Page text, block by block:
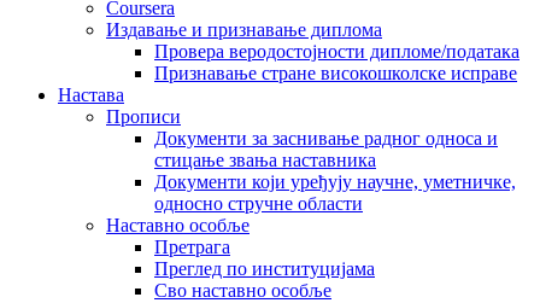
Coursera
Издавање и признавање диплома
Провера веродостојности дипломе/података
Признавање стране високошколске исправе
Настава
Прописи
Документи за заснивање радног односа и
стицање звања наставника
Документи који уређују научне, уметничке,
односно стручне области
Наставно особље
Претрага
Преглед по институцијама
Сво наставно особље